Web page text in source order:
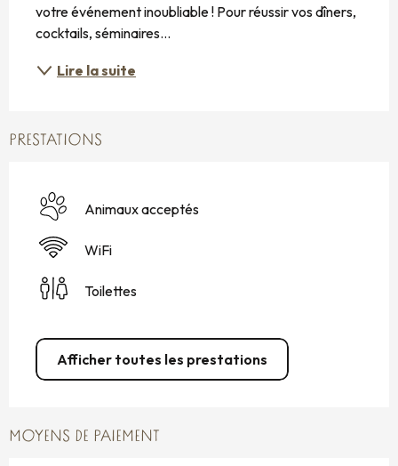
votre événement inoubliable ! Pour réussir vos dîners,
cocktails, séminaires...
Lire la suite
PRESTATIONS
Animaux acceptés
WiFi
Toilettes
Afficher toutes les prestations
MOYENS DE PAIEMENT